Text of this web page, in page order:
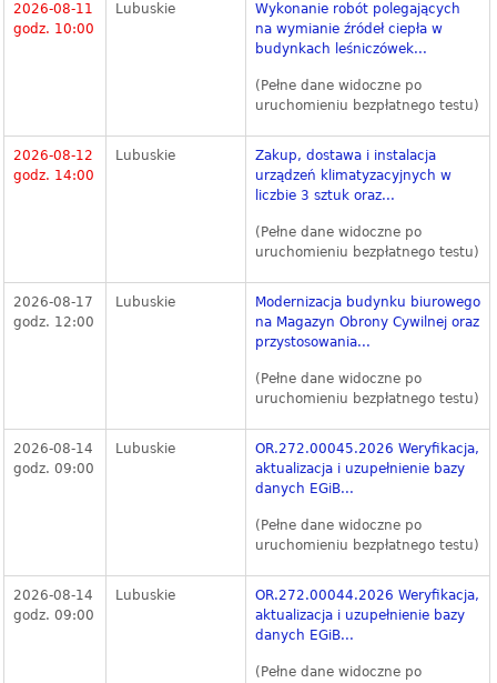
2026-08-11
godz. 10:00
Lubuskie
Wykonanie robót polegających
na wymianie źródeł ciepła w
budynkach leśniczówek...
(Pełne dane widoczne po
uruchomieniu bezpłatnego testu)
2026-08-12
godz. 14:00
Lubuskie
Zakup, dostawa i instalacja
urządzeń klimatyzacyjnych w
liczbie 3 sztuk oraz...
(Pełne dane widoczne po
uruchomieniu bezpłatnego testu)
2026-08-17
godz. 12:00
Lubuskie
Modernizacja budynku biurowego
na Magazyn Obrony Cywilnej oraz
przystosowania...
(Pełne dane widoczne po
uruchomieniu bezpłatnego testu)
2026-08-14
godz. 09:00
Lubuskie
OR.272.00045.2026 Weryfikacja,
aktualizacja i uzupełnienie bazy
danych EGiB...
(Pełne dane widoczne po
uruchomieniu bezpłatnego testu)
2026-08-14
godz. 09:00
Lubuskie
OR.272.00044.2026 Weryfikacja,
aktualizacja i uzupełnienie bazy
danych EGiB...
(Pełne dane widoczne po